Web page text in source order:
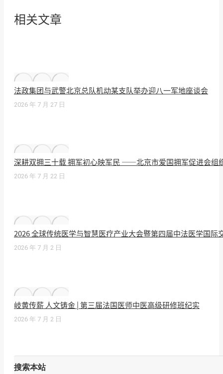
相关文章
法政集团与武警北京总队机动某支队举办迎八一军地座谈会
2026 年 7 月 27 日
深耕双拥三十载 拥军初心映军民 ——北京市爱国拥军促进会组
2026 年 7 月 22 日
2026 全球传统医学与智慧医疗产业大会暨第四届中法医学国际
2026 年 7 月 2 日
岐黄传薪 人文铸金 | 第三届法国医师中医高级研修班纪实
2026 年 7 月 2 日
搜索本站